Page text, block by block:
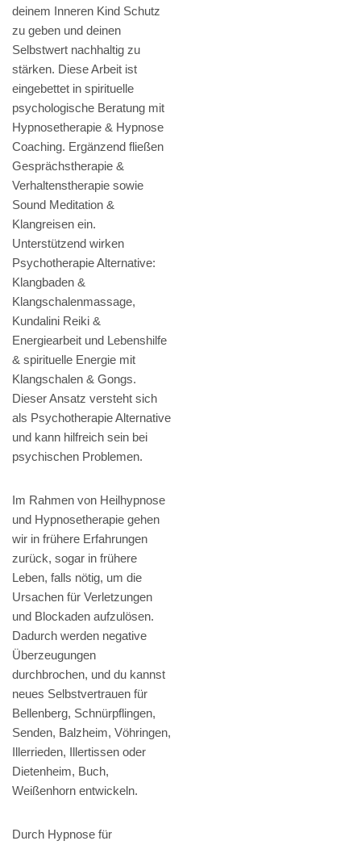
deinem Inneren Kind Schutz
zu geben und deinen
Selbstwert nachhaltig zu
stärken. Diese Arbeit ist
eingebettet in spirituelle
psychologische Beratung mit
Hypnosetherapie & Hypnose
Coaching. Ergänzend fließen
Gesprächstherapie &
Verhaltenstherapie sowie
Sound Meditation &
Klangreisen ein.
Unterstützend wirken
Psychotherapie Alternative:
Klangbaden &
Klangschalenmassage,
Kundalini Reiki &
Energiearbeit und Lebenshilfe
& spirituelle Energie mit
Klangschalen & Gongs.
Dieser Ansatz versteht sich
als Psychotherapie Alternative
und kann hilfreich sein bei
psychischen Problemen.
Im Rahmen von Heilhypnose
und Hypnosetherapie gehen
wir in frühere Erfahrungen
zurück, sogar in frühere
Leben, falls nötig, um die
Ursachen für Verletzungen
und Blockaden aufzulösen.
Dadurch werden negative
Überzeugungen
durchbrochen, und du kannst
neues Selbstvertrauen für
Bellenberg, Schnürpflingen,
Senden, Balzheim, Vöhringen,
Illerrieden, Illertissen oder
Dietenheim, Buch,
Weißenhorn entwickeln.
Durch Hypnose für